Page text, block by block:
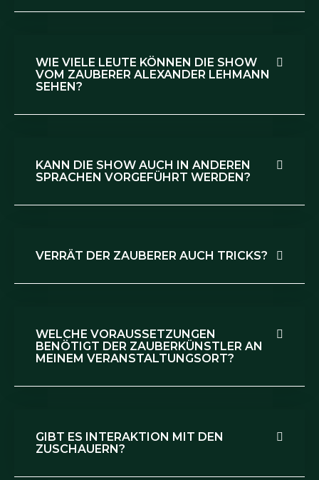
WIE VIELE LEUTE KÖNNEN DIE SHOW
VOM ZAUBERER ALEXANDER LEHMANN
SEHEN?
KANN DIE SHOW AUCH IN ANDEREN
SPRACHEN VORGEFÜHRT WERDEN?
VERRÄT DER ZAUBERER AUCH TRICKS?
WELCHE VORAUSSETZUNGEN
BENÖTIGT DER ZAUBERKÜNSTLER AN
MEINEM VERANSTALTUNGSORT?
GIBT ES INTERAKTION MIT DEN
ZUSCHAUERN?